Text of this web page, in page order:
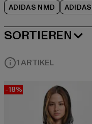
ADIDAS NMD
SORTIEREN
BELIEBTESTE
1 ARTIKEL
-18%